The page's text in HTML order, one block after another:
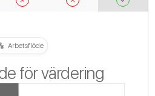
Arbetsflöde
för värdering